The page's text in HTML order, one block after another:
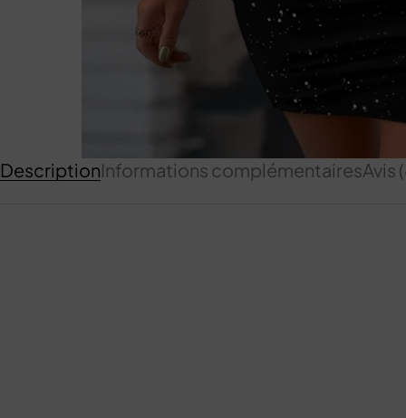
DescriptionInformations complémentairesAvis